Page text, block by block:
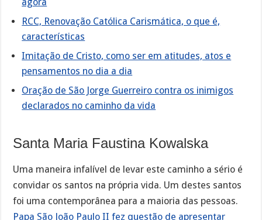
RCC, Renovação Católica Carismática, o que é,
características
Imitação de Cristo, como ser em atitudes, atos e
pensamentos no dia a dia
Oração de São Jorge Guerreiro contra os inimigos
declarados no caminho da vida
Santa Maria Faustina Kowalska
Uma maneira infalível de levar este caminho a sério é
convidar os santos na própria vida. Um destes santos
foi uma contemporânea para a maioria das pessoas.
Papa São João Paulo II fez questão de apresentar